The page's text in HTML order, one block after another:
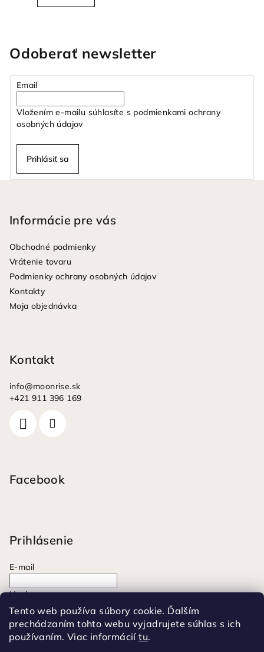
Tento web používa súbory cookie. Ďalším
prechádzaním tohto webu vyjadrujete súhlas s ich
používaním. Viac informáciítu.
Odoberať newsletter
Email
Vložením e-mailu súhlasíte s podmienkami ochrany
osobných údajov
Prihlásiť sa
Informácie pre vás
Obchodné podmienky
Vrátenie tovaru
Podmienky ochrany osobných údajov
Kontakty
Moja objednávka
Kontakt
info@moonrise.sk
+421 911 396 169
Facebook
Prihlásenie
E-mail
Heslo
Prihlásiť sa